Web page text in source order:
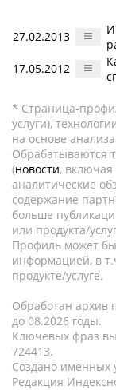
27.02.2013
17.05.2012
* Страница-
услуги),
на основе
Обрабатываются
(новости,
аналитические
содержание
больше
или продукта/
Профиль может
информацией, в
продукте/услуге.
Обработан архив
до 08.2026 годы.
Ключевых фраз
724413.
Создано именных
Редакция